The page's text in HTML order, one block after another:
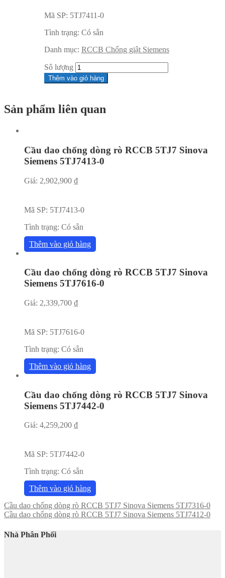
Mã SP: 5TJ7411-0
Tình trạng: Có sẵn
Danh mục: RCCB Chống giật Siemens
Sô lượng
Thêm vào giỏ hàng
Sản phẩm liên quan
Cầu dao chống dòng rò RCCB 5TJ7 Sinova
Siemens 5TJ7413-0
Giá: 2,902,900 ₫
Mã SP: 5TJ7413-0
Tình trạng: Có sẵn
Thêm vào giỏ hàng
Cầu dao chống dòng rò RCCB 5TJ7 Sinova
Siemens 5TJ7616-0
Giá: 2,339,700 ₫
Mã SP: 5TJ7616-0
Tình trạng: Có sẵn
Thêm vào giỏ hàng
Cầu dao chống dòng rò RCCB 5TJ7 Sinova
Siemens 5TJ7442-0
Giá: 4,259,200 ₫
Mã SP: 5TJ7442-0
Tình trạng: Có sẵn
Thêm vào giỏ hàng
Cầu dao chống dòng rò RCCB 5TJ7 Sinova Siemens 5TJ7316-0
Cầu dao chống dòng rò RCCB 5TJ7 Sinova Siemens 5TJ7412-0
Nhà Phân Phối